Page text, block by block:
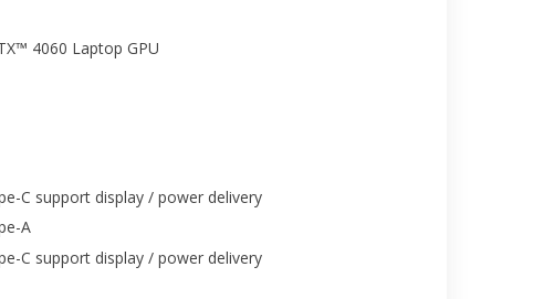
4060 Laptop GPU
C support display / power delivery
A
C support display / power delivery